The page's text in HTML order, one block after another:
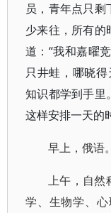
员，青年点只
少来往，所有的
道：“我和嘉曜
只井蛙，哪晓
知识都学到手里
这样安排一天的
早上，俄语
上午，自然
学、生物学、